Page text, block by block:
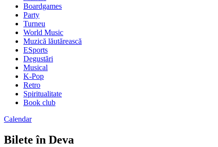
Boardgames
Party
Turneu
World Music
Muzică lăutărească
ESports
Degustări
Musical
K-Pop
Retro
Spiritualitate
Book club
Calendar
Bilete în Deva